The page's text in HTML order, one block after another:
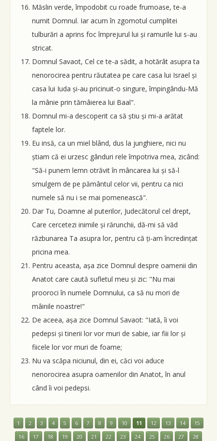
Măslin verde, împodobit cu roade frumoase, te-a
numit Domnul. Iar acum în zgomotul cumplitei
tulburări a aprins foc împrejurul lui și ramurile lui s-au
stricat.
Domnul Savaot, Cel ce te-a sădit, a hotărât asupra ta
nenorocirea pentru răutatea pe care casa lui Israel și
casa lui Iuda și-au pricinuit-o singure, împingându-Mă
la mânie prin tămâierea lui Baal".
Domnul mi-a descoperit ca să știu și mi-a arătat
faptele lor.
Eu insă, ca un miel blând, dus la junghiere, nici nu
știam că ei urzesc gânduri rele împotriva mea, zicând:
"Să-i punem lemn otrăvit în mâncarea lui și să-l
smulgem de pe pământul celor vii, pentru ca nici
numele să nu i se mai pomenească".
Dar Tu, Doamne al puterilor, Judecătorul cel drept,
Care cercetezi inimile și rărunchii, dă-mi să văd
răzbunarea Ta asupra lor, pentru că ți-am încredințat
pricina mea.
Pentru aceasta, așa zice Domnul despre oamenii din
Anatot care caută sufletul meu și zic: "Nu mai
prooroci în numele Domnului, ca să nu mori de
mâinile noastre!"
De aceea, așa zice Domnul Savaot: "Iată, îi voi
pedepsi și tinerii lor vor muri de sabie, iar fiii lor și
fiicele lor vor muri de foame;
Nu va scăpa niciunul, din ei, căci voi aduce
nenorocirea asupra oamenilor din Anatot, în anul
când îi voi pedepsi.
1 2 3 4 5 6 7 8 9 10 11 12 13 14
15
16
17 18 19 20 21 22 23 24 25 26 27 28